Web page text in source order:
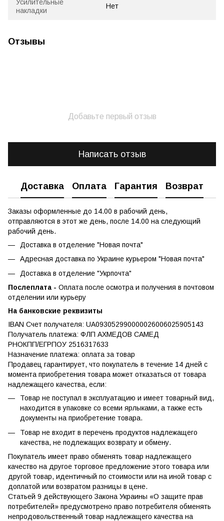
Усилительные
накладки
Нет
Отзывы
Добавьте первый отзыв
Написать отзыв
Доставка Оплата Гарантия Возврат
Заказы оформленные до 14.00 в рабочий день,
отправляются в этот же день, после 14.00 на следующий
рабочий день.
Доставка в отделение "Новая почта"
Адресная доставка по Украине курьером "Новая почта"
Доставка в отделение "Укрпочта"
Послеплата - Оплата после осмотра и получения в почтовом
отделении или курьеру
На банковские реквизиты
IBAN Счет получателя: UA093052990000026006025905143
Получатель платежа: ФЛП АХМЕДОВ САМЕД
РНОКПП/ЕГРПОУ 2516317633
Назначение платежа: оплата за товар
Продавец гарантирует, что покупатель в течение 14 дней с
момента приобретения товара может отказаться от товара
надлежащего качества, если:
Товар не поступал в эксплуатацию и имеет товарный вид,
находится в упаковке со всеми ярлыками, а также есть
документы на приобретение товара.
Товар не входит в перечень продуктов надлежащего
качества, не подлежащих возврату и обмену.
Покупатель имеет право обменять товар надлежащего
качество на другое торговое предложение этого товара или
другой товар, идентичный по стоимости или на иной товар с
доплатой или возвратом разницы в цене.
Статьей 9 действующего Закона Украины «О защите прав
потребителей» предусмотрено право потребителя обменять
непродовольственный товар надлежащего качества на